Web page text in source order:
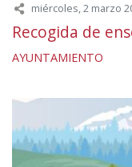
miércoles, 2 marzo
Recogida de
AYUNTAMIENTO